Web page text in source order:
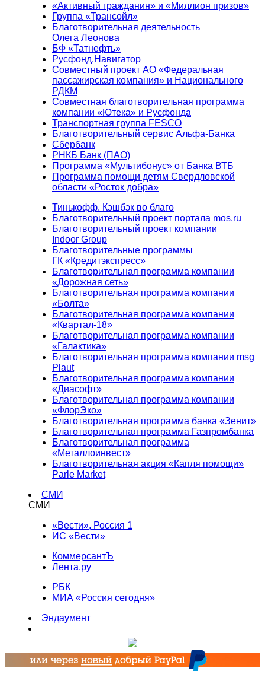
«Активный гражданин» и «Миллион призов»
Группа «Трансойл»
Благотворительная деятельность
Олега Леонова
БФ «Татнефть»
Русфонд.Навигатор
Совместный проект АО «Федеральная
пассажирская компания» и Национального
РДКМ
Совместная благотворительная программа
компании «Ютека» и Русфонда
Транспортная группа FESCO
Благотворительный сервис Альфа-Банка
Сбербанк
РНКБ Банк (ПАО)
Программа «Мультибонус» от Банка ВТБ
Программа помощи детям Свердловской
области «Росток добра»
Тинькофф. Кэшбэк во благо
Благотворительный проект портала mos.ru
Благотворительный проект компании
Indoor Group
Благотворительные программы
ГК «Кредитэкспресс»
Благотворительная программа компании
«Дорожная сеть»
Благотворительная программа компании
«Болта»
Благотворительная программа компании
«Квартал-18»
Благотворительная программа компании
«Галактика»
Благотворительная программа компании msg
Plaut
Благотворительная программа компании
«Диасофт»
Благотворительная программа компании
«ФлорЭко»
Благотворительная программа банка «Зенит»
Благотворительная программа Газпромбанка
Благотворительная программа
«Металлоинвест»
Благотворительная акция «Капля помощи»
Parle Market
СМИ
СМИ
«Вести», Россия 1
ИС «Вести»
КоммерсантЪ
Лента.ру
РБК
МИА «Россия сегодня»
Эндаумент